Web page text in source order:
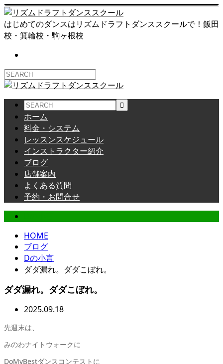
はじめてのダンスはリズムドラフトダンススクールで！飯田
校・箕輪校・駒ヶ根校
ホーム
料金・システム
レッスンスケジュール
インストラクター紹介
ブログ
店舗案内
よくある質問
予約・お問合せ
HOME
ブログ
Dの小言
ダダ漏れ。ダダこぼれ。
ダダ漏れ。ダダこぼれ。
2025.09.18
先週末は、
みのわナイトウォークに
DoMyBestダンスコンテストに